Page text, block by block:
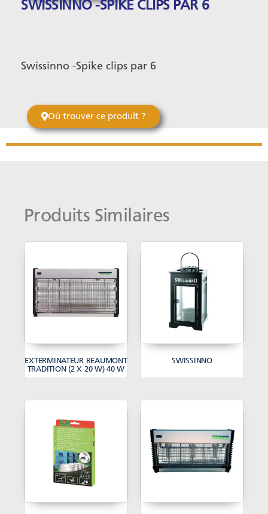
SWISSINNO -SPIKE CLIPS PAR 6
Swissinno -Spike clips par 6
Où trouver ce produit ?
Produits Similaires
EXTERMINATEUR BEAUMONT
TRADITION (2 X 20 W) 40 W
SWISSINNO